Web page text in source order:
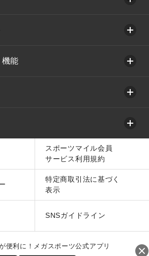
能
スポーツマイル会員
サービス利用規約
特定商取引法に基づく
表示
SNSガイドライン
便利に！メガスポーツ公式アプリ